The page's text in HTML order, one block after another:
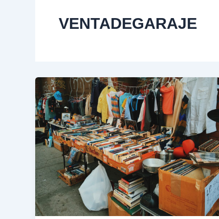
VENTADEGARAJE